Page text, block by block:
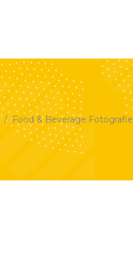
/Food & Beverage Fotografie